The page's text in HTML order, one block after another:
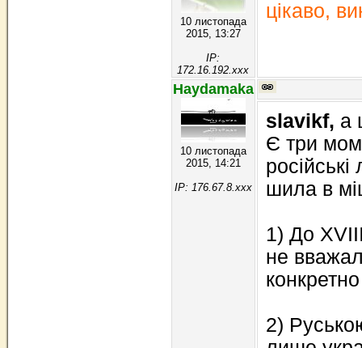
10 листопада
2015, 13:27
IP:
172.16.192.xxx
цікаво,
Haydamaka
10 листопада
2015, 14:21
IP: 176.67.8.xxx
slavikf, а
Є три
шила в
1) До XVIII
не
2)